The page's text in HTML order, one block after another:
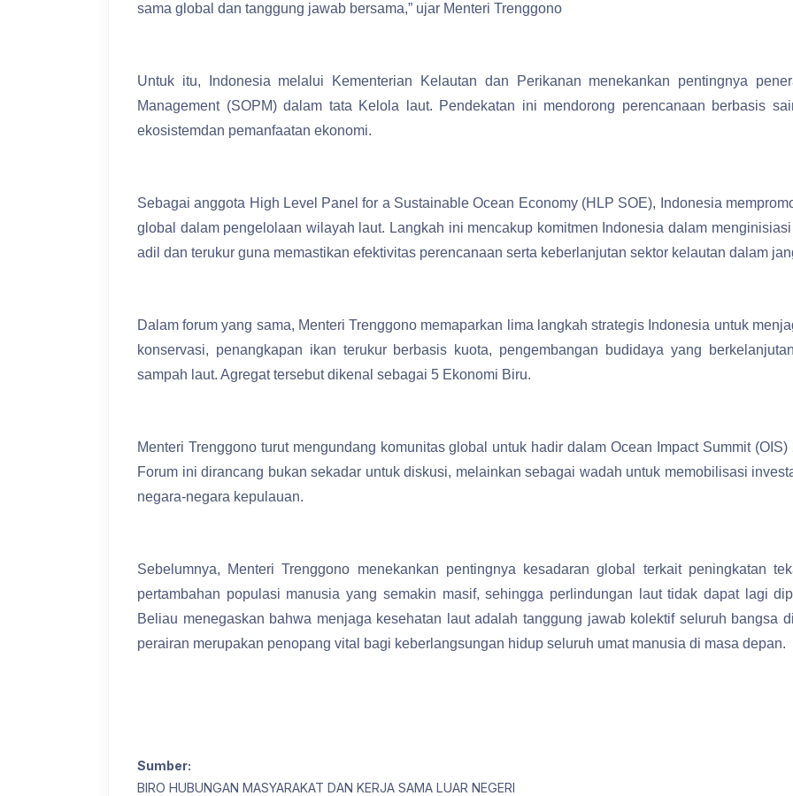
sama global dan tanggung jawab bersama,” ujar Menteri Trenggono
Untuk itu, Indonesia melalui Kementerian Kelautan dan Perikanan menekankan pentingnya
Management (SOPM) dalam tata Kelola laut. Pendekatan ini mendorong perencanaan berbasis
ekosistemdan pemanfaatan ekonomi.
Sebagai anggota High Level Panel for a Sustainable Ocean Economy (HLP SOE), Indonesia
global dalam pengelolaan wilayah laut. Langkah ini mencakup komitmen Indonesia dalam
adil dan terukur guna memastikan efektivitas perencanaan serta keberlanjutan sektor kelautan dalam
Dalam forum yang sama, Menteri Trenggono memaparkan lima langkah strategis Indonesia untuk
konservasi, penangkapan ikan terukur berbasis kuota, pengembangan budidaya yang
sampah laut. Agregat tersebut dikenal sebagai 5 Ekonomi Biru.
Menteri Trenggono turut mengundang komunitas global untuk hadir dalam Ocean Impact Summit
Forum ini dirancang bukan sekadar untuk diskusi, melainkan sebagai wadah untuk memobilisasi
negara-negara kepulauan.
Sebelumnya, Menteri Trenggono menekankan pentingnya kesadaran global terkait peningkatan
pertambahan populasi manusia yang semakin masif, sehingga perlindungan laut tidak dapat lagi
Beliau menegaskan bahwa menjaga kesehatan laut adalah tanggung jawab kolektif seluruh bangsa
perairan merupakan penopang vital bagi keberlangsungan hidup seluruh umat manusia di masa depan.
Sumber:
BIRO HUBUNGAN MASYARAKAT DAN KERJA SAMA LUAR NEGERI